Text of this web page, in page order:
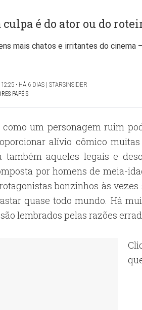
culpa é do ator ou do
‧ HÁ 6 DIAS | STARSINSIDER
PAPÉIS
um personagem ruim
alívio cômico
também aqueles legais e
por homens de meia-
bonzinhos às
quase todo mundo. Há
lembrados pelas razões